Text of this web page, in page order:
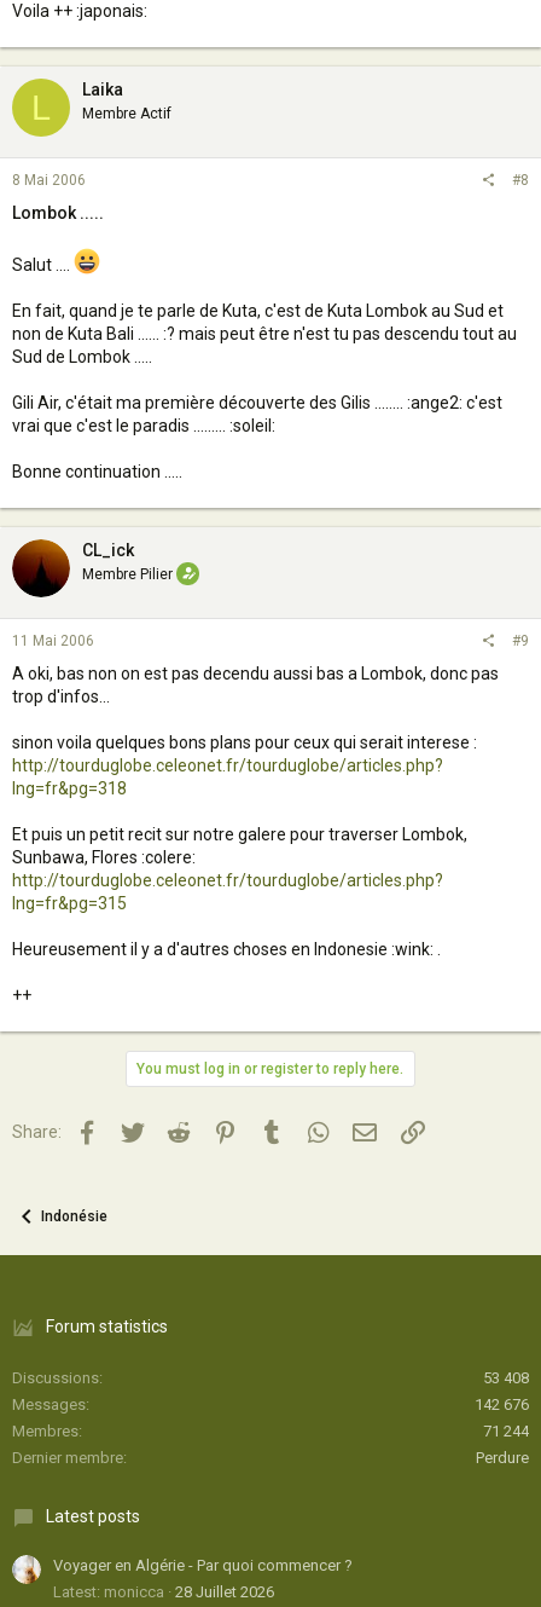
Voila ++ :japonais:
L Laika
Membre Actif
8 Mai 2006 #8
Lombok .....
Salut ....
En fait, quand je te parle de Kuta, c'est de Kuta Lombok au Sud et
non de Kuta Bali ...... :? mais peut être n'est tu pas descendu tout au
Sud de Lombok .....
Gili Air, c'était ma première découverte des Gilis ........ :ange2: c'est
vrai que c'est le paradis ......... :soleil:
Bonne continuation .....
CL_ick
Membre Pilier
11 Mai 2006 #9
A oki, bas non on est pas decendu aussi bas a Lombok, donc pas
trop d'infos...
sinon voila quelques bons plans pour ceux qui serait interese :
http://tourduglobe.celeonet.fr/tourduglobe/articles.php?
lng=fr&pg=318
Et puis un petit recit sur notre galere pour traverser Lombok,
Sunbawa, Flores :colere:
http://tourduglobe.celeonet.fr/tourduglobe/articles.php?
lng=fr&pg=315
Heureusement il y a d'autres choses en Indonesie :wink: .
++
You must log in or register to reply here.
Share: Facebook
TwitterReddit PinterestTumblrWhatsApp
Email Lien
Indonésie
Forum statistics
Discussions
53 408
Messages
142 676
Membres
71 244
Dernier membre
Perdure
Latest posts
Voyager en Algérie - Par quoi commencer ?
Latest: monicca
28 Juillet 2026